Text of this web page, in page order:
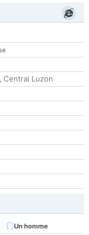
, Central Luzon
Un homme